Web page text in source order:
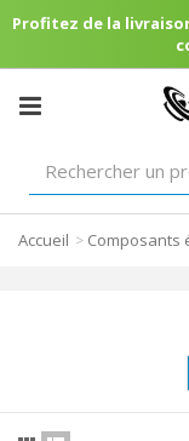
Profitez de la
Accueil > Composants